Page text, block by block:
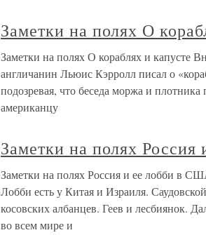
Заметки на полях О
Заметки на полях О кораблях и капусте
англичанин Льюис Кэрролл писал о
подозревая, что беседа моржа и
американцу
Заметки на полях
Заметки на полях Россия и ее лобби в
Лобби есть у Китая и Израиля.
косовских албанцев. Геев и лесбиянок.
во всем мире и